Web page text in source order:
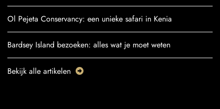
Ol Pejeta Conservancy: een unieke safari in Kenia
Bardsey Island bezoeken: alles wat je moet weten
Bekijk alle artikelen